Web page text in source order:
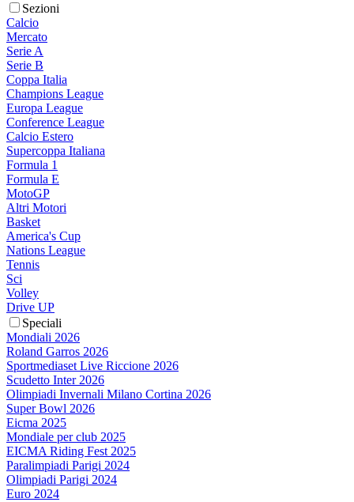
Sezioni
Calcio
Mercato
Serie A
Serie B
Coppa Italia
Champions League
Europa League
Conference League
Calcio Estero
Supercoppa Italiana
Formula 1
Formula E
MotoGP
Altri Motori
Basket
America's Cup
Nations League
Tennis
Sci
Volley
Drive UP
Speciali
Mondiali 2026
Roland Garros 2026
Sportmediaset Live Riccione 2026
Scudetto Inter 2026
Olimpiadi Invernali Milano Cortina 2026
Super Bowl 2026
Eicma 2025
Mondiale per club 2025
EICMA Riding Fest 2025
Paralimpiadi Parigi 2024
Olimpiadi Parigi 2024
Euro 2024